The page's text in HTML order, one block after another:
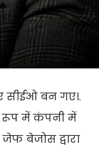
सीईओ बन गए।.
रूप में कंपनी में
बेजोस द्वारा